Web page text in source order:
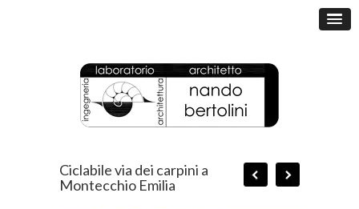
Ciclabile via dei carpini a
Montecchio Emilia